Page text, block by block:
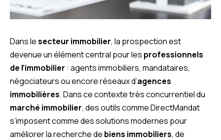
Dans lesecteur immobilier, la prospection est
devenue un élément central pour les professionnels
de l’immobilier : agents immobiliers, mandataires,
négociateurs ou encore réseaux d’agences
immobilières. Dans ce contexte très concurrentiel du
marché immobilier, des outils comme DirectMandat
s’imposent comme des solutions modernes pour
améliorer la recherche de biens immobiliers, de